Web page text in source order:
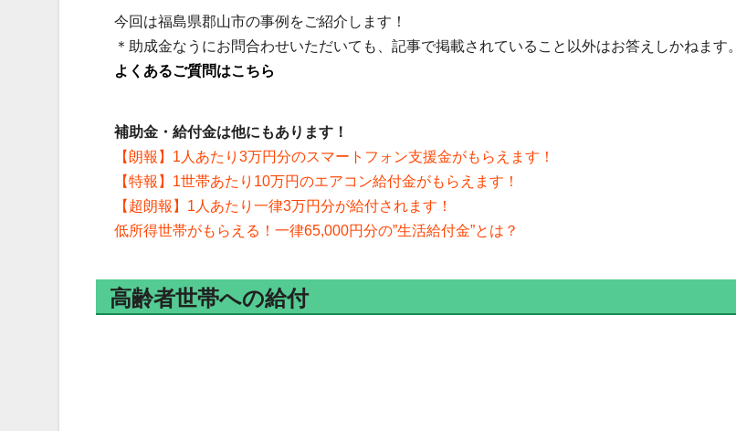
今回は福島県郡山市の事例をご紹介します！
＊助成金なうにお問合わせいただいても、記事で掲載されていること以外はお答えしかねます。
よくあるご質問はこちら
補助金・給付金は他にもあります！
【朗報】1人あたり3万円分のスマートフォン支援金がもらえます！
【特報】1世帯あたり10万円のエアコン給付金がもらえます！
【超朗報】1人あたり一律3万円分が給付されます！
低所得世帯がもらえる！一律65,000円分の”生活給付金”とは？
高齢者世帯への給付